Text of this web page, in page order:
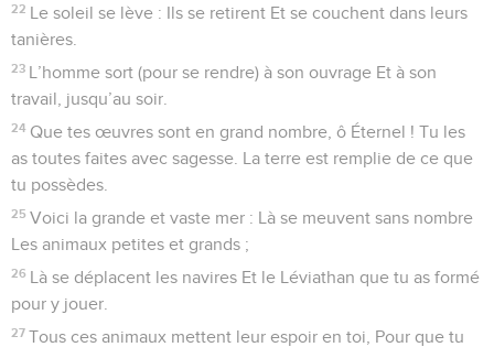
22 Le soleil se lève : Ils se retirent Et se couchent dans leurs
tanières.
23 L’homme sort (pour se rendre) à son ouvrage Et à son
travail, jusqu’au soir.
24 Que tes œuvres sont en grand nombre, ô Éternel ! Tu les
as toutes faites avec sagesse. La terre est remplie de ce que
tu possèdes.
25 Voici la grande et vaste mer : Là se meuvent sans nombre
Les animaux petites et grands ;
26 Là se déplacent les navires Et le Léviathan que tu as formé
pour y jouer.
27 Tous ces animaux mettent leur espoir en toi, Pour que tu